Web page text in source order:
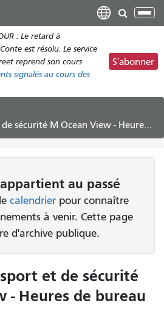
contenu
principal
: Le retard à
est résolu. Le service
reprend son cours
signalés au cours des
S'abonner
M Ocean View - Heures de bureau virtuelles
appartient au passé
calendrierpour connaître
à venir. Cette page
d'archive publique.
et de sécurité
- Heures de bureau